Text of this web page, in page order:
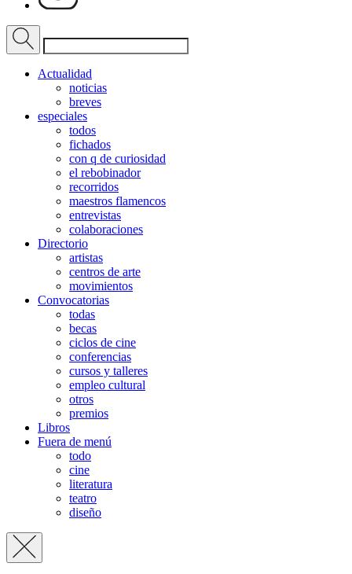
Actualidad
noticias
breves
especiales
todos
fichados
con q de curiosidad
el rebobinador
recorridos
maestros flamencos
entrevistas
colaboraciones
Directorio
artistas
centros de arte
movimientos
Convocatorias
todas
becas
ciclos de cine
conferencias
cursos y talleres
empleo cultural
otros
premios
Libros
Fuera de menú
todo
cine
literatura
teatro
diseño